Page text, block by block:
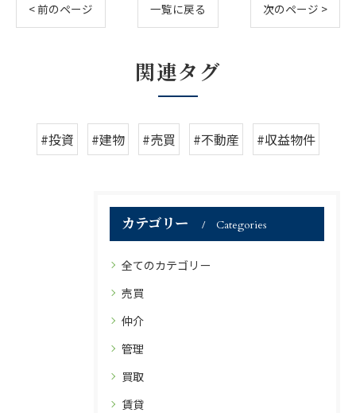
< 前のページ 一覧に戻る 次のページ >
関連タグ
#投資 #建物 #売買 #不動産 #収益物件
カテゴリー Categories
全てのカテゴリー
売買
仲介
管理
買取
賃貸